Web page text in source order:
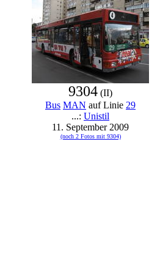
9304 (II)
Bus MAN auf Linie 29
...: Unistil
11. September 2009
(noch 2 Fotos mit 9304)